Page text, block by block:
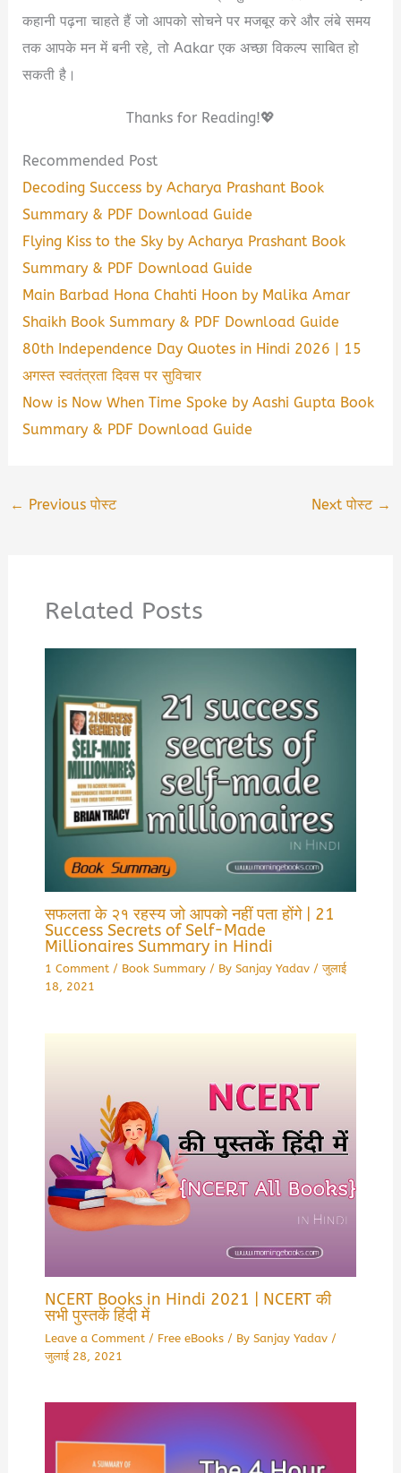
कहानी पढ़ना चाहते हैं जो आपको सोचने पर मजबूर करे और लंबे समय
तक आपके मन में बनी रहे, तो Aakar एक अच्छा विकल्प साबित हो
सकती है।
Thanks for Reading!💖
Recommended Post
Decoding Success by Acharya Prashant Book
Summary & PDF Download Guide
Flying Kiss to the Sky by Acharya Prashant Book
Summary & PDF Download Guide
Main Barbad Hona Chahti Hoon by Malika Amar
Shaikh Book Summary & PDF Download Guide
80th Independence Day Quotes in Hindi 2026 | 15
अगस्त स्वतंत्रता दिवस पर सुविचार
Now is Now When Time Spoke by Aashi Gupta Book
Summary & PDF Download Guide
← Previous पोस्ट Next पोस्ट →
Related Posts
सफलता के २१ रहस्य जो आपको नहीं पता होंगे | 21
Success Secrets of Self-Made
Millionaires Summary in Hindi
1 Comment / Book Summary/ By Sanjay Yadav /जुलाई
18, 2021
NCERT Books in Hindi 2021 | NCERT की
सभी पुस्तकें हिंदी में
Leave a Comment / Free eBooks/ By Sanjay Yadav /
जुलाई 28, 2021